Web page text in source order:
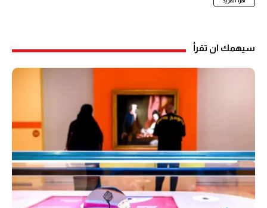
سيهمك ان تقرأ